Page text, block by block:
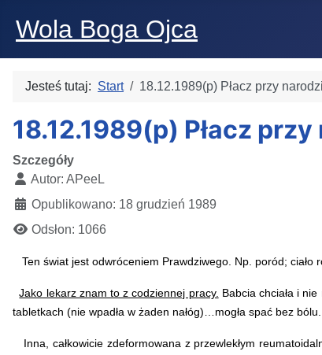
Wola Boga Ojca
Jesteś tutaj: Start 18.12.1989(p) Płacz przy
18.12.1989(p) Płacz
Szczegóły
Autor: APeeL
Opublikowano: 18 grudzień 1989
Odsłon: 1066
Ten świat jest odwróceniem Prawdziwego. Np. poród; ciało
Jako lekarz znam to z codziennej pracy. Babcia chciała i
tabletkach (nie wpadła w żaden nałóg)…mogła spać bez bólu.
Inna, całkowicie zdeformowana z przewlekłym